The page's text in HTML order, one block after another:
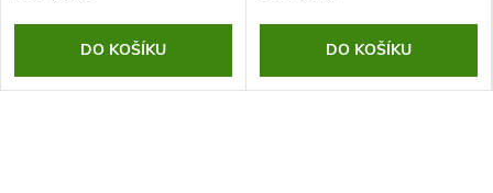
DO KOŠÍKU DO KOŠÍKU